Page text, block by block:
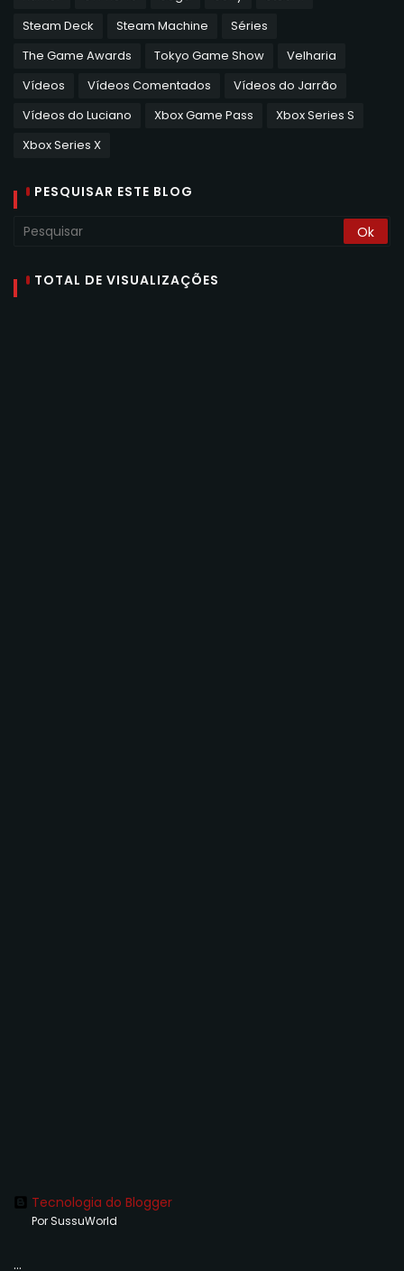
Steam Deck
Steam Machine
Séries
The Game Awards
Tokyo Game Show
Velharia
Vídeos
Vídeos Comentados
Vídeos do Jarrão
Vídeos do Luciano
Xbox Game Pass
Xbox Series S
Xbox Series X
PESQUISAR ESTE BLOG
TOTAL DE VISUALIZAÇÕES
Tecnologia do Blogger
Por SussuWorld
...